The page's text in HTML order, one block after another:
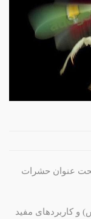
عنوان حشرات
و کاربردهای مفید